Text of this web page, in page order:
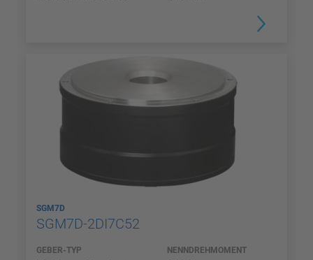
SGM7D
SGM7D-2DI7C52
GEBER-TYP NENNDREHMOMENT